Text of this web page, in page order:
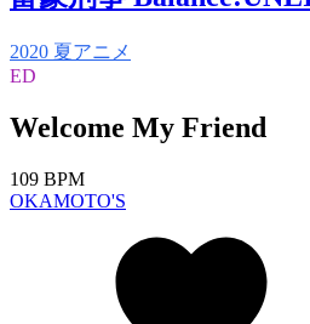
2020 夏アニメ
ED
Welcome My Friend
109 BPM
OKAMOTO'S